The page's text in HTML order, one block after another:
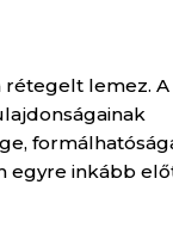
lemez. A
egyre inkább